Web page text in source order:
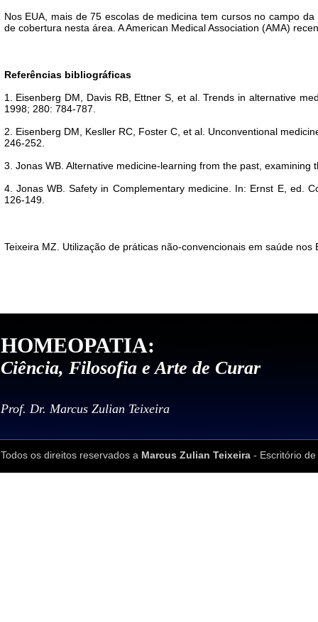
Nos EUA, mais de 75 escolas de medicina tem cursos no campo
de cobertura nesta área. A American Medical Association (AMA)
Referências bibliográficas
1. Eisenberg DM, Davis RB, Ettner S, et al. Trends in alternative
1998; 280: 784-787.
2. Eisenberg DM, Kesller RC, Foster C, et al. Unconventional
246-252.
3. Jonas WB. Alternative medicine-learning from the past,
4. Jonas WB. Safety in Complementary medicine. In: Ernst E, ed.
126-149.
Teixeira MZ. Utilização de práticas não-convencionais em saúde nos
HOMEOPATIA:
Ciência, Filosofia e Arte de Curar
Prof. Dr. Marcus Zulian Teixeira
Todos os direitos reservados a Marcus Zulian Teixeira - Escritório